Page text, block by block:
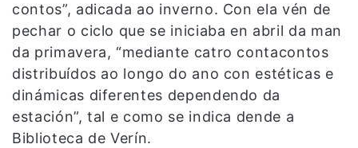
contos”, adicada ao inverno. Con ela vén de
pechar o ciclo que se iniciaba en abril da man
da primavera, “mediante catro contacontos
distribuídos ao longo do ano con estéticas e
dinámicas diferentes dependendo da
estación”, tal e como se indica dende a
Biblioteca de Verín.